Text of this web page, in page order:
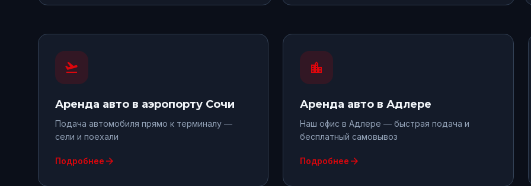
flight_takeoff
Аренда авто в аэропорту Сочи
Подача автомобиля прямо к терминалу —
сели и поехали
Подробнее arrow_forward
location_city
Аренда авто в Адлере
Наш офис в Адлере — быстрая подача и
бесплатный самовывоз
Подробнее arrow_forward